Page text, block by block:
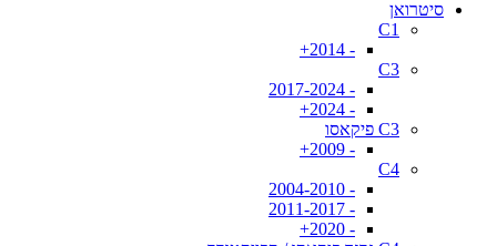
סיטרואן
C1
- 2014+
C3
- 2017-2024
- 2024+
C3 פיקאסו
- 2009+
C4
- 2004-2010
- 2011-2017
- 2020+